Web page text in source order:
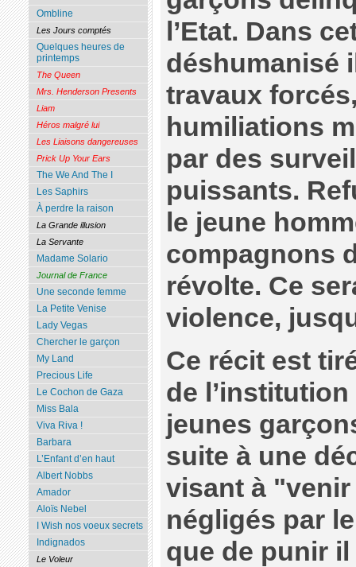
l’Etat. Dans
déshumanisé
travaux
humiliations
par des
puissants.
le jeune
compagnons
révolte. Ce
violence,
Ce récit est
de
jeunes
suite à une
visant à
négligés par
que de punir il
Ombline
Les Jours comptés
Quelques heures de
printemps
The Queen
Mrs. Henderson Presents
Liam
Héros malgré lui
Les Liaisons dangereuses
Prick Up Your Ears
The We And The I
Les Saphirs
À perdre la raison
La Grande illusion
La Servante
Madame Solario
Journal de France
Une seconde femme
La Petite Venise
Lady Vegas
Chercher le garçon
My Land
Precious Life
Le Cochon de Gaza
Miss Bala
Viva Riva !
Barbara
L’Enfant d’en haut
Albert Nobbs
Amador
Aloïs Nebel
I Wish nos voeux secrets
Indignados
Le Voleur